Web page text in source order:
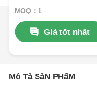
MOQ：1
Giá tốt nhất
Mô Tả SảN PHẩM